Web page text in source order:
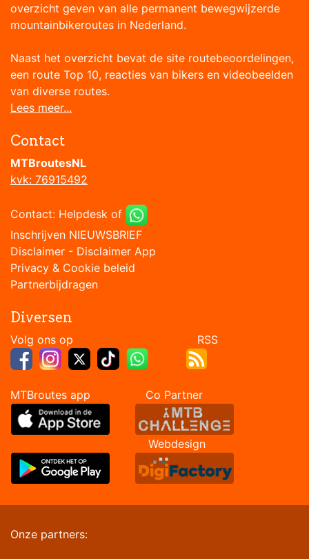
overzicht geven van alle permanent bewegwijzerde
mountainbikeroutes in Nederland.
Naast het overzicht bevat de site routebeoordelingen,
een route Top 10, reacties van bikers en videobeelden
van diverse routes.
Lees meer...
Contact
MTBroutesNL
kvk: 76915492
Contact: Helpdesk of
Inschrijven NIEUWSBRIEF
Disclaimer - Disclaimer App
Privacy & Cookie beleid
Partnerbijdragen
Diversen
Volg ons op RSS
MTBroutes app Co Partner
Webdesign
Onze partners: